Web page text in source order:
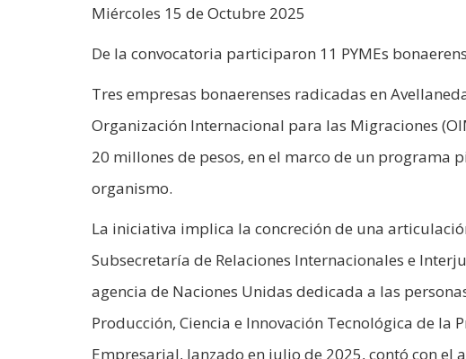
Miércoles 15 de Octubre 2025
De la convocatoria participaron 11 PYMEs
Tres empresas bonaerenses radicadas en
Organización Internacional para las Migraciones
20 millones de pesos, en el marco de un programa
organismo.
La iniciativa implica la concreción de una
Subsecretaría de Relaciones Internacionales e
agencia de Naciones Unidas dedicada a las
Producción, Ciencia e Innovación Tecnológica de
Empresarial, lanzado en julio de 2025, contó con el